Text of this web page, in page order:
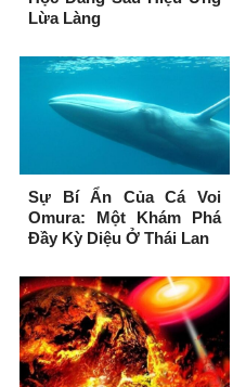
Lừa Làng
Sự Bí Ẩn Của Cá Voi
Omura: Một Khám Phá
Đầy Kỳ Diệu Ở Thái Lan